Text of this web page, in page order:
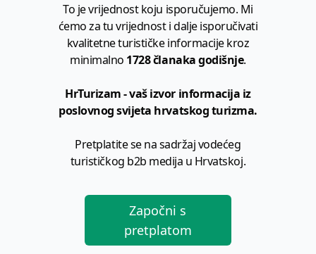
To je vrijednost koju isporučujemo. Mi
ćemo za tu vrijednost i dalje isporučivati
kvalitetne turističke informacije kroz
minimalno 1728 članaka godišnje.
HrTurizam - vaš izvor informacija iz
poslovnog svijeta hrvatskog turizma.
Pretplatite se na sadržaj vodećeg
turističkog b2b medija u Hrvatskoj.
Započni s
pretplatom